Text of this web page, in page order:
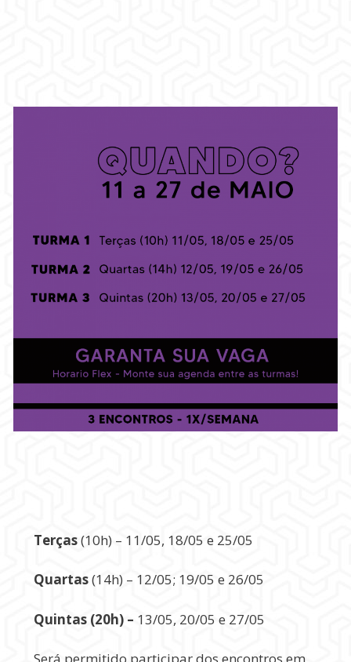
Terças(10h) – 11/05, 18/05 e 25/05
Quartas(14h) – 12/05; 19/05 e 26/05
Quintas (20h) – 13/05, 20/05 e 27/05